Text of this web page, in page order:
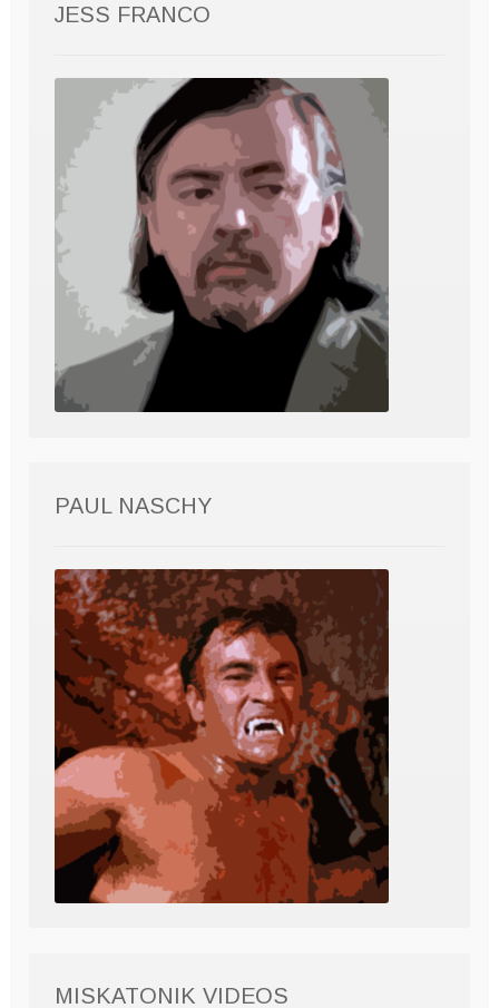
JESS FRANCO
PAUL NASCHY
MISKATONIK VIDEOS